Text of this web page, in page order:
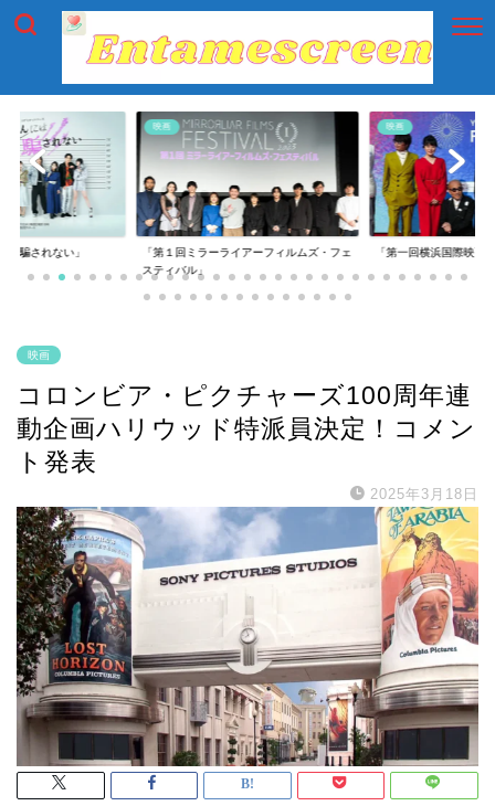
は騙されない」
映画
「第１回ミラーライアーフィルムズ・フェ
スティバル」
映画
「第一回横浜国際映画
映画
コロンビア・ピクチャーズ100周年連
動企画ハリウッド特派員決定！コメン
ト発表
2025年3月18日